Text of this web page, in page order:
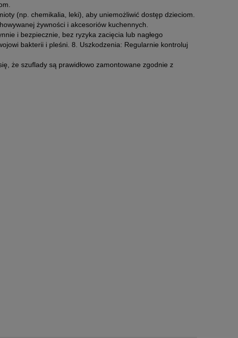
(np. chemikalia, leki), aby uniemożliwić dostęp dzieciom.
żywności i akcesoriów kuchennych.
i bezpiecznie, bez ryzyka zacięcia lub nagłego
bakterii i pleśni. 8. Uszkodzenia: Regularnie kontroluj
że szuflady są prawidłowo zamontowane zgodnie z